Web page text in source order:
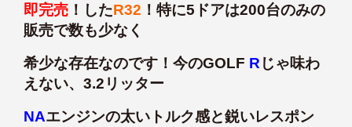
即完売 ！したR32 ！特に5ドアは200台のみの
販売で数も少なく
希少な存在なのです！今のGOLF R じゃ味わ
えない、3.2リッター
NAエンジンの太いトルク感と鋭いレスポン